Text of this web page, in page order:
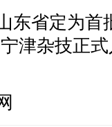
东省定为
津杂技正